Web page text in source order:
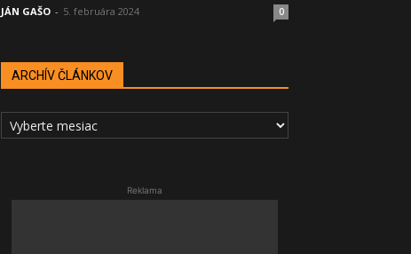
JÁN GAŠO - 5. februára 2024 0
ARCHÍV ČLÁNKOV
ARCHÍV
ČLÁNKOV
Reklama